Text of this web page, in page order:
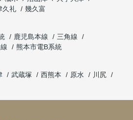
久礼
幾久富
鹿児島本線
三角線
熊本市電B系統
武蔵塚 西熊本 原水
川尻